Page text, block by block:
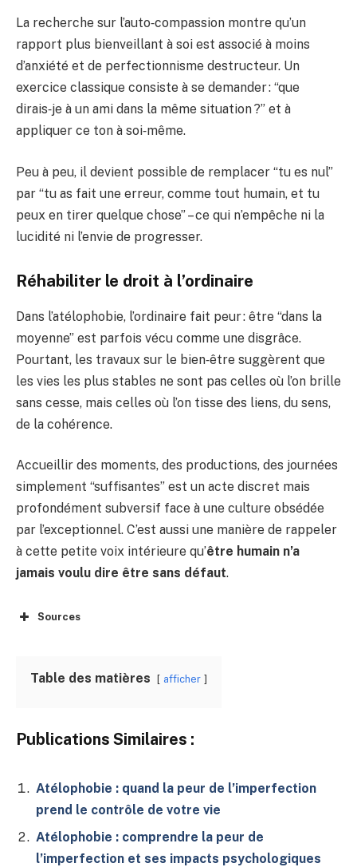
La recherche sur l’auto‑compassion montre qu’un
rapport plus bienveillant à soi est associé à moins
d’anxiété et de perfectionnisme destructeur. Un
exercice classique consiste à se demander : “que
dirais‑je à un ami dans la même situation ?” et à
appliquer ce ton à soi‑même.
Peu à peu, il devient possible de remplacer “tu es nul”
par “tu as fait une erreur, comme tout humain, et tu
peux en tirer quelque chose” – ce qui n’empêche ni la
lucidité ni l’envie de progresser.
Réhabiliter le droit à l’ordinaire
Dans l’atélophobie, l’ordinaire fait peur : être “dans la
moyenne” est parfois vécu comme une disgrâce.
Pourtant, les travaux sur le bien‑être suggèrent que
les vies les plus stables ne sont pas celles où l’on brille
sans cesse, mais celles où l’on tisse des liens, du sens,
de la cohérence.
Accueillir des moments, des productions, des journées
simplement “suffisantes” est un acte discret mais
profondément subversif face à une culture obsédée
par l’exceptionnel. C’est aussi une manière de rappeler
à cette petite voix intérieure qu’être humain n’a
jamais voulu dire être sans défaut.
Sources
Table des matières afficher
Publications Similaires :
Atélophobie : quand la peur de l’imperfection
prend le contrôle de votre vie
Atélophobie : comprendre la peur de
l’imperfection et ses impacts psychologiques